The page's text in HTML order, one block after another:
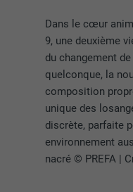
Dans le cœur
9, une deuxième
du changement
quelconque, la
composition
unique des
discrète, parfaite
environnement
nacré © PREFA |